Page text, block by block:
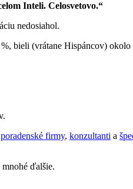
Inteli. Celosvetovo.“
nedosiahol.
bieli (vrátane Hispáncov)
poradenské firmy, konzultanti a
mnohé ďalšie.